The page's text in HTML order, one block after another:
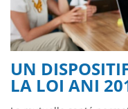
UN
LA LOI ANI